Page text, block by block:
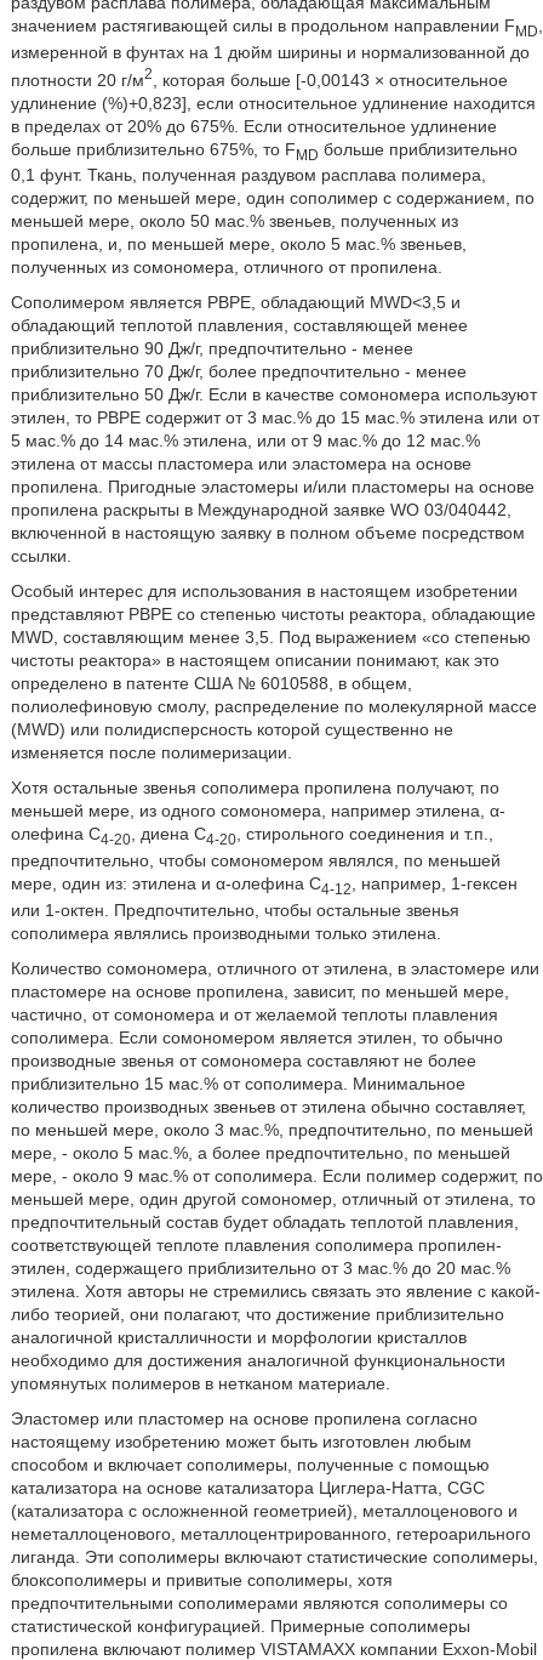
значением растягивающей силы в продольном направлении FMD
измеренной в фунтах на 1 дюйм ширины и нормализованной до
плотности 20 г/м2
, которая больше [-0,00143 × относительное
удлинение (%)+0,823], если относительное удлинение находится
в пределах от 20% до 675%. Если относительное удлинение
больше приблизительно 675%, то FMD больше приблизительно
0,1 фунт. Ткань, полученная раздувом расплава полимера,
содержит, по меньшей мере, один сополимер с содержанием, по
меньшей мере, около 50 мас.% звеньев, полученных из
пропилена, и, по меньшей мере, около 5 мас.% звеньев,
полученных из сомономера, отличного от пропилена.
Сополимером является РВРЕ, обладающий MWD<3,5 и
обладающий теплотой плавления, составляющей менее
приблизительно 90 Дж/г, предпочтительно - менее
приблизительно 70 Дж/г, более предпочтительно - менее
приблизительно 50 Дж/г. Если в качестве сомономера используют
этилен, то РВРЕ содержит от 3 мас.% до 15 мас.% этилена или от
5 мас.% до 14 мас.% этилена, или от 9 мас.% до 12 мас.%
этилена от массы пластомера или эластомера на основе
пропилена. Пригодные эластомеры и/или пластомеры на основе
пропилена раскрыты в Международной заявке WO 03/040442,
включенной в настоящую заявку в полном объеме посредством
ссылки.
Особый интерес для использования в настоящем изобретении
представляют РВРЕ со степенью чистоты реактора, обладающие
MWD, составляющим менее 3,5. Под выражением «со степенью
чистоты реактора» в настоящем описании понимают, как это
определено в патенте США № 6010588, в общем,
полиолефиновую смолу, распределение по молекулярной массе
(MWD) или полидисперсность которой существенно не
изменяется после полимеризации.
Хотя остальные звенья сополимера пропилена получают, по
меньшей мере, из одного сомономера, например этилена, α-
олефина С4-20, диена С4-20, стирольного соединения и т.п.,
предпочтительно, чтобы сомономером являлся, по меньшей
мере, один из: этилена и α-олефина С4-12
, например, 1-гексен
или 1-октен. Предпочтительно, чтобы остальные звенья
сополимера являлись производными только этилена.
Количество сомономера, отличного от этилена, в эластомере или
пластомере на основе пропилена, зависит, по меньшей мере,
частично, от сомономера и от желаемой теплоты плавления
сополимера. Если сомономером является этилен, то обычно
производные звенья от сомономера составляют не более
приблизительно 15 мас.% от сополимера. Минимальное
количество производных звеньев от этилена обычно составляет,
по меньшей мере, около 3 мас.%, предпочтительно, по меньшей
мере, - около 5 мас.%, а более предпочтительно, по меньшей
мере, - около 9 мас.% от сополимера. Если полимер содержит, по
меньшей мере, один другой сомономер, отличный от этилена, то
предпочтительный состав будет обладать теплотой плавления,
соответствующей теплоте плавления сополимера пропилен-
этилен, содержащего приблизительно от 3 мас.% до 20 мас.%
этилена. Хотя авторы не стремились связать это явление с какой-
либо теорией, они полагают, что достижение приблизительно
аналогичной кристалличности и морфологии кристаллов
необходимо для достижения аналогичной функциональности
упомянутых полимеров в нетканом материале.
Эластомер или пластомер на основе пропилена согласно
настоящему изобретению может быть изготовлен любым
способом и включает сополимеры, полученные с помощью
катализатора на основе катализатора Циглера-Натта, CGC
(катализатора с осложненной геометрией), металлоценового и
неметаллоценового, металлоцентрированного, гетероарильного
лиганда. Эти сополимеры включают статистические сополимеры,
блоксополимеры и привитые сополимеры, хотя
предпочтительными сополимерами являются сополимеры со
статистической конфигурацией. Примерные сополимеры
пропилена включают полимер VISTAMAXX компании Exxon-Mobil